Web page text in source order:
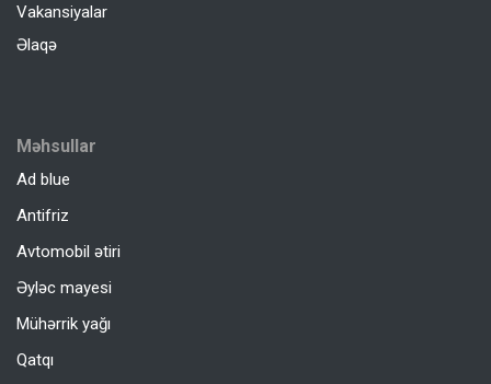
Vakansiyalar
Əlaqə
Məhsullar
Ad blue
Antifriz
Avtomobil ətiri
Əyləc mayesi
Mühərrik yağı
Qatqı